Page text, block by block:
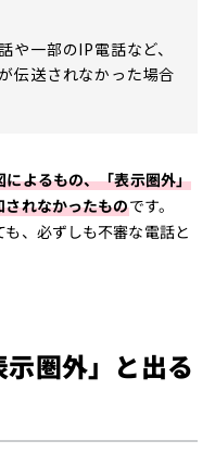
や一部のIP電話など、
伝送されなかった場合
よるもの、「表示圏外」
れなかったものです。
、必ずしも不審な電話と
圏外」と出る